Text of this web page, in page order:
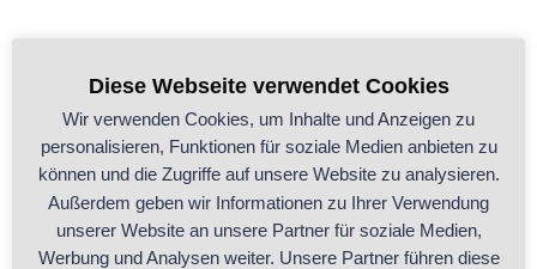
werden über unseren Partner
Thomas Isslerabgewickelt. Weitere
Informationen und Buchungen
findest Du direkt auf der Seite der
Deutschen Handwerker Akademie.
Diese Webseite verwendet Cookies
Wir verwenden Cookies, um Inhalte und Anzeigen zu
personalisieren, Funktionen für soziale Medien anbieten zu
können und die Zugriffe auf unsere Website zu analysieren.
Außerdem geben wir Informationen zu Ihrer Verwendung
unserer Website an unsere Partner für soziale Medien,
Werbung und Analysen weiter. Unsere Partner führen diese